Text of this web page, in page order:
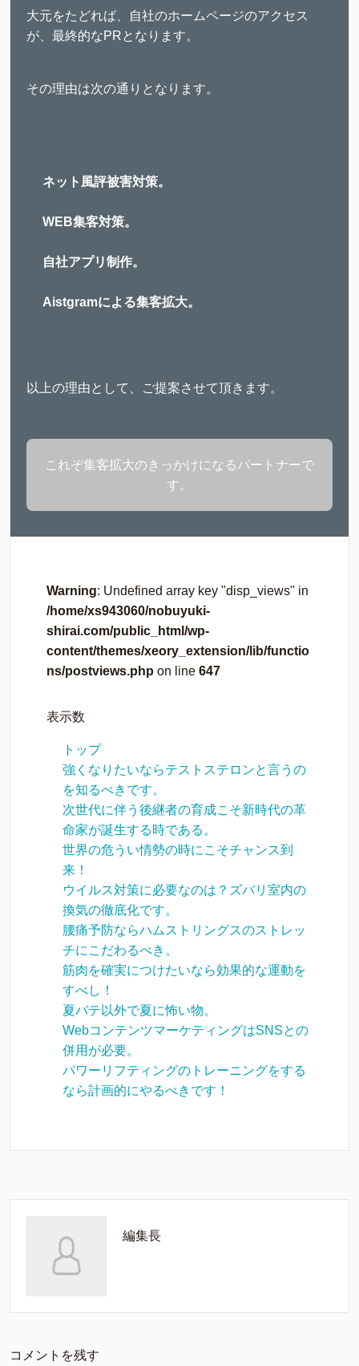
大元をたどれば、自社のホームページのアクセス
が、最終的なPRとなります。
その理由は次の通りとなります。
ネット風評被害対策。
WEB集客対策。
自社アプリ制作。
Aistgramによる集客拡大。
以上の理由として、ご提案させて頂きます。
これぞ集客拡大のきっかけになるパートナーで
す。
Warning: Undefined array key "disp_views" in
/home/xs943060/nobuyuki-
shirai.com/public_html/wp-
content/themes/xeory_extension/lib/functio
ns/postviews.php on line 647
表示数
トップ
強くなりたいならテストステロンと言うの
を知るべきです。
次世代に伴う後継者の育成こそ新時代の革
命家が誕生する時である。
世界の危うい情勢の時にこそチャンス到
来！
ウイルス対策に必要なのは？ズバリ室内の
換気の徹底化です。
腰痛予防ならハムストリングスのストレッ
チにこだわるべき。
筋肉を確実につけたいなら効果的な運動を
すべし！
夏バテ以外で夏に怖い物。
WebコンテンツマーケティングはSNSとの
併用が必要。
パワーリフティングのトレーニングをする
なら計画的にやるべきです！
編集長
コメントを残す